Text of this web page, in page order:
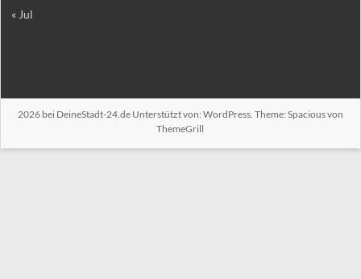
« Jul
2026 bei DeineStadt-24.deUnterstützt von: WordPress. Theme: Spacious von
ThemeGrill